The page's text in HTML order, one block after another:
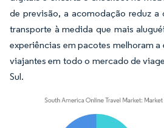
de previsão, a acomodação reduz a
transporte à medida que mais
experiências em pacotes melhoram a
viajantes em todo o mercado de
Sul.